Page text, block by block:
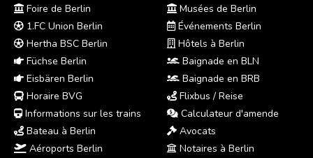
Foire de Berlin
1.FC Union Berlin
Hertha BSC Berlin
Füchse Berlin
Eisbären Berlin
Horaire BVG
Informations sur les trains
Bateau à Berlin
Aéroports Berlin
Musées de Berlin
Événements Berlin
Hôtels à Berlin
Baignade en BLN
Baignade en BRB
Flixbus / Reise
Calculateur d'amende
Avocats
Notaires à Berlin